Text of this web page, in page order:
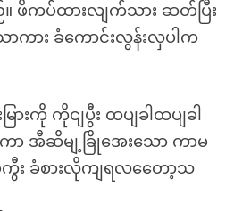
ဖိကပ်ထားလျက်သား ဆတ်ပြီး
ား ခံကောင်းလွန်းလှပါက
ားကို ကိုငျပွီး ထပျခါထပျခါ
ာ အီဆိမျ့ခြိုအေးသော ကာမ
ခံစားလိုကျရလတေော့သ